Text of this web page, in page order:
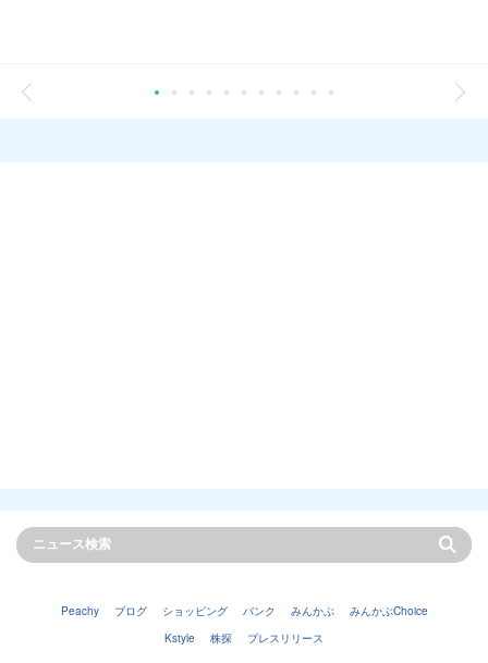
Peachy ブログ ショッピング バンク みんかぶ
みんかぶChoice
Kstyle
株探 プレスリリース